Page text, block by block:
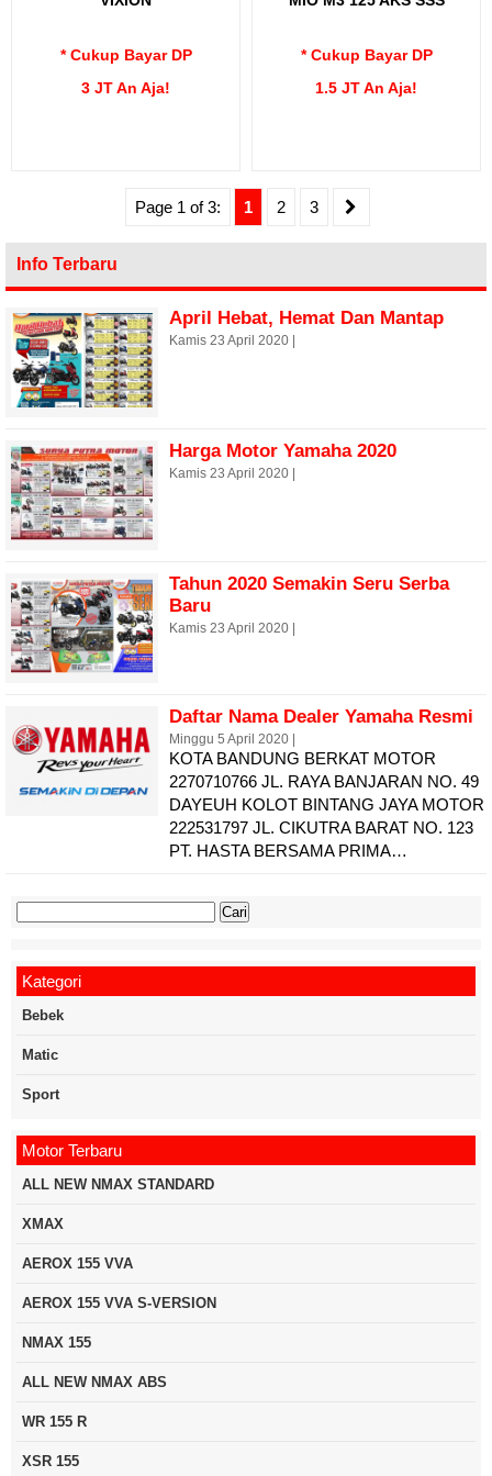
* Cukup Bayar DP
3 JT An Aja!
* Cukup Bayar DP
1.5 JT An Aja!
Page 1 of 3: 1 2 3
Info Terbaru
April Hebat, Hemat Dan Mantap
Kamis 23 April 2020 |
Harga Motor Yamaha 2020
Kamis 23 April 2020 |
Tahun 2020 Semakin Seru Serba
Baru
Kamis 23 April 2020 |
Daftar Nama Dealer Yamaha Resmi
Minggu 5 April 2020 |
KOTA BANDUNG BERKAT MOTOR
2270710766 JL. RAYA BANJARAN NO. 49
DAYEUH KOLOT BINTANG JAYA MOTOR
222531797 JL. CIKUTRA BARAT NO. 123
PT. HASTA BERSAMA PRIMA…
untuk:
Kategori
Bebek
Matic
Sport
Motor Terbaru
ALL NEW NMAX STANDARD
XMAX
AEROX 155 VVA
AEROX 155 VVA S-VERSION
NMAX 155
ALL NEW NMAX ABS
WR 155 R
XSR 155